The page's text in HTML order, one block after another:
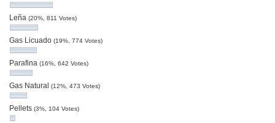
Leña (20%, 811 Votes)
Gas Licuado (19%, 774 Votes)
Parafina (16%, 642 Votes)
Gas Natural (12%, 473 Votes)
Pellets (3%, 104 Votes)